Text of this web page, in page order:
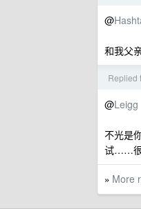
@
和我父
Replied
@Leigg
不光是
试……很
» More